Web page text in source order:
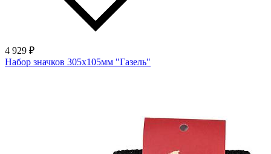
4 929 ₽
Набор значков 305х105мм "Газель"